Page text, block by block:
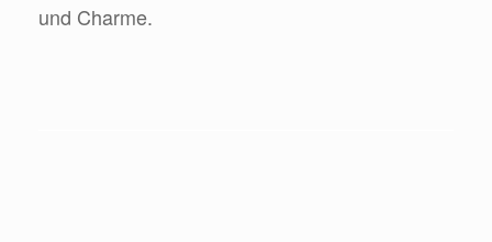
und Charme.